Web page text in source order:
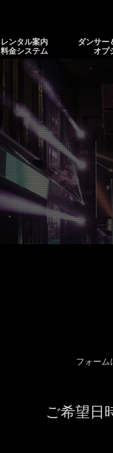
レンタル案内
料金システム
ダンサー
オプ
フォーム
ご希望日